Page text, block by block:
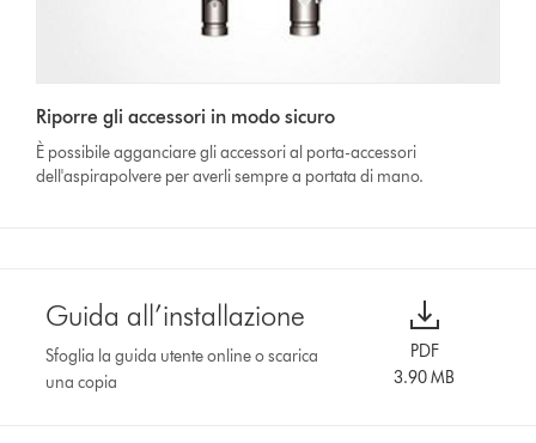
Riporre gli accessori in modo sicuro
È possibile agganciare gli accessori al porta-accessori
dell'aspirapolvere per averli sempre a portata di mano.
Guida all’installazione
Sfoglia la guida utente online o scarica
una copia
PDF
3.90 MB